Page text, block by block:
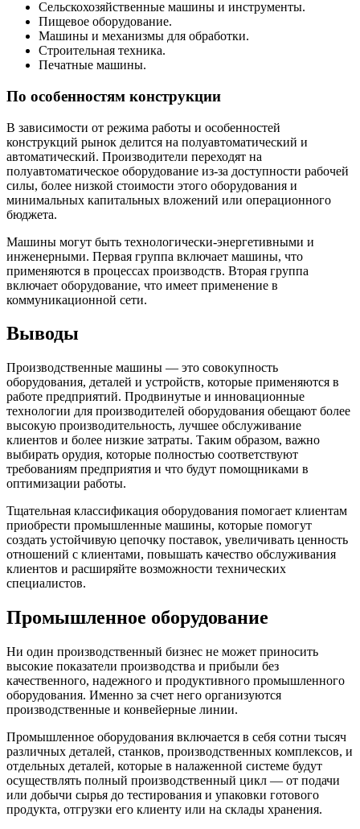
Сельскохозяйственные машины и инструменты.
Пищевое оборудование.
Машины и механизмы для обработки.
Строительная техника.
Печатные машины.
По особенностям конструкции
В зависимости от режима работы и особенностей
конструкций рынок делится на полуавтоматический и
автоматический. Производители переходят на
полуавтоматическое оборудование из-за доступности рабочей
силы, более низкой стоимости этого оборудования и
минимальных капитальных вложений или операционного
бюджета.
Машины могут быть технологически-энергетивными и
инженерными. Первая группа включает машины, что
применяются в процессах производств. Вторая группа
включает оборудование, что имеет применение в
коммуникационной сети.
Выводы
Производственные машины — это совокупность
оборудования, деталей и устройств, которые применяются в
работе предприятий. Продвинутые и инновационные
технологии для производителей оборудования обещают более
высокую производительность, лучшее обслуживание
клиентов и более низкие затраты. Таким образом, важно
выбирать орудия, которые полностью соответствуют
требованиям предприятия и что будут помощниками в
оптимизации работы.
Тщательная классификация оборудования помогает клиентам
приобрести промышленные машины, которые помогут
создать устойчивую цепочку поставок, увеличивать ценность
отношений с клиентами, повышать качество обслуживания
клиентов и расширяйте возможности технических
специалистов.
Промышленное оборудование
Ни один производственный бизнес не может приносить
высокие показатели производства и прибыли без
качественного, надежного и продуктивного промышленного
оборудования. Именно за счет него организуются
производственные и конвейерные линии.
Промышленное оборудования включается в себя сотни тысяч
различных деталей, станков, производственных комплексов, и
отдельных деталей, которые в налаженной системе будут
осуществлять полный производственный цикл — от подачи
или добычи сырья до тестирования и упаковки готового
продукта, отгрузки его клиенту или на склады хранения.